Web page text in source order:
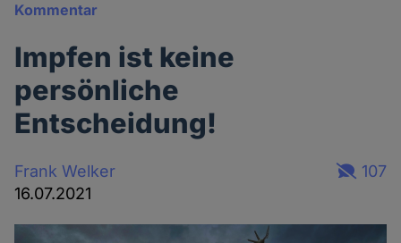
Kommentar
Impfen ist keine
persönliche
Entscheidung!
Frank Welker
16.07.2021
107